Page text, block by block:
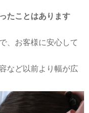
たことはあります
、お客様に安心して
など以前より幅が広